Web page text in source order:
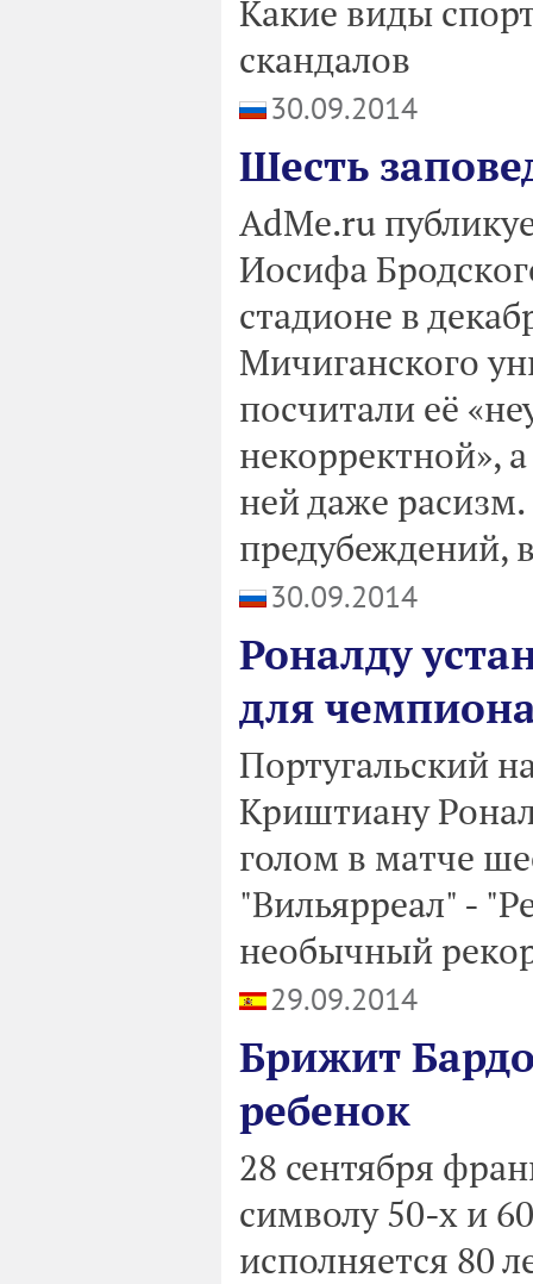
Какие виды
скандалов
30.09.2014
Шесть
AdMe.ru
Иосифа
стадионе в
Мичиганского
посчитали её
некорректной»,
ней даже
предубеждений,
30.09.2014
Роналду
для
Португальский
Криштиану
голом в матче
"Вильярреал" -
необычный
29.09.2014
Брижит
ребенок
28 сентября
символу 50-х и
исполняется 80